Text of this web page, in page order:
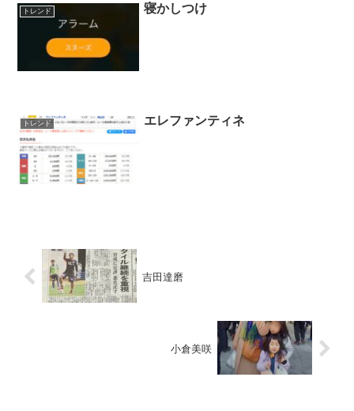
トレンド 寝かしつけ
トレンド エレファンティネ
吉田達磨
小倉美咲